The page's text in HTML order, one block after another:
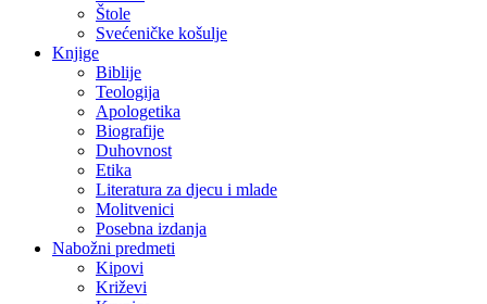
Štole
Svećeničke košulje
Knjige
Biblije
Teologija
Apologetika
Biografije
Duhovnost
Etika
Literatura za djecu i mlade
Molitvenici
Posebna izdanja
Nabožni predmeti
Kipovi
Križevi